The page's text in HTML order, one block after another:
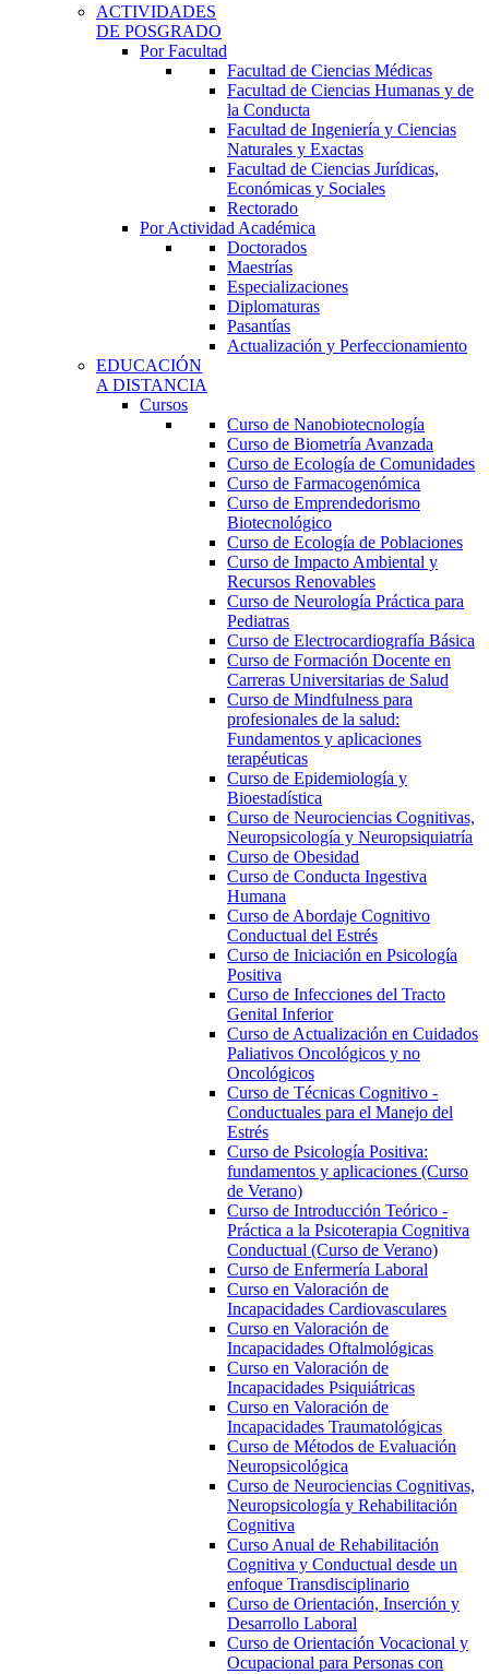
ACTIVIDADES
DE POSGRADO
Por Facultad
Facultad de Ciencias Médicas
Facultad de Ciencias Humanas y de
la Conducta
Facultad de Ingeniería y Ciencias
Naturales y Exactas
Facultad de Ciencias Jurídicas,
Económicas y Sociales
Rectorado
Por Actividad Académica
Doctorados
Maestrías
Especializaciones
Diplomaturas
Pasantías
Actualización y Perfeccionamiento
EDUCACIÓN
A DISTANCIA
Cursos
Curso de Nanobiotecnología
Curso de Biometría Avanzada
Curso de Ecología de Comunidades
Curso de Farmacogenómica
Curso de Emprendedorismo
Biotecnológico
Curso de Ecología de Poblaciones
Curso de Impacto Ambiental y
Recursos Renovables
Curso de Neurología Práctica para
Pediatras
Curso de Electrocardiografía Básica
Curso de Formación Docente en
Carreras Universitarias de Salud
Curso de Mindfulness para
profesionales de la salud:
Fundamentos y aplicaciones
terapéuticas
Curso de Epidemiología y
Bioestadística
Curso de Neurociencias Cognitivas,
Neuropsicología y Neuropsiquiatría
Curso de Obesidad
Curso de Conducta Ingestiva
Humana
Curso de Abordaje Cognitivo
Conductual del Estrés
Curso de Iniciación en Psicología
Positiva
Curso de Infecciones del Tracto
Genital Inferior
Curso de Actualización en Cuidados
Paliativos Oncológicos y no
Oncológicos
Curso de Técnicas Cognitivo -
Conductuales para el Manejo del
Estrés
Curso de Psicología Positiva:
fundamentos y aplicaciones (Curso
de Verano)
Curso de Introducción Teórico -
Práctica a la Psicoterapia Cognitiva
Conductual (Curso de Verano)
Curso de Enfermería Laboral
Curso en Valoración de
Incapacidades Cardiovasculares
Curso en Valoración de
Incapacidades Oftalmológicas
Curso en Valoración de
Incapacidades Psiquiátricas
Curso en Valoración de
Incapacidades Traumatológicas
Curso de Métodos de Evaluación
Neuropsicológica
Curso de Neurociencias Cognitivas,
Neuropsicología y Rehabilitación
Cognitiva
Curso Anual de Rehabilitación
Cognitiva y Conductual desde un
enfoque Transdisciplinario
Curso de Orientación, Inserción y
Desarrollo Laboral
Curso de Orientación Vocacional y
Ocupacional para Personas con